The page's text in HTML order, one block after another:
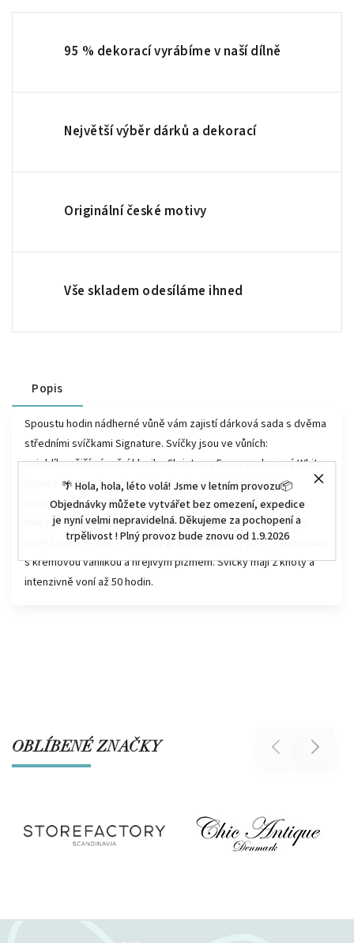
🌴 Hola, hola, léto volá! Jsme v letním provozu📦
Objednávky můžete vytvářet bez omezení, expedice
je nyní velmi nepravidelná. Děkujeme za pochopení a
trpělivost ! Plný provoz bude znovu od 1.9.2026
95 % dekorací vyrábíme v naší dílně
Největší výběr dárků a dekorací
Originální české motivy
Vše skladem odesíláme ihned
Popis
Spoustu hodin nádherné vůně vám zajistí dárková sada s dvěma
středními svíčkami Signature. Svíčky jsou ve vůních:
nejoblíbenější vánoční klasika Christmas Eve a zcela nová White
Spruce &amp; Grapefruit. První je tradiční vánoční vůně s
okouzlujícím akordem osvěžujících citrusů, mandlí a skořice,
který je zahalen do vůně krémové pralinky a vanilky. Druhá je
osvěžující a veselá - šťavnatý grapefruit a živý smrk v kombinaci
s krémovou vanilkou a hřejivým pižmem. Svíčky mají 2 knoty a
intenzivně voní až 50 hodin.
OBLÍBENÉ ZNAČKY Previous Next